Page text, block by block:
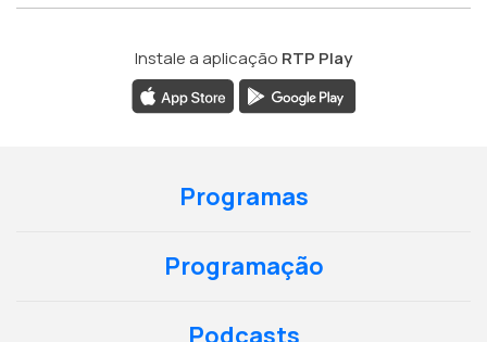
Instale a aplicação RTP Play
Programas
Programação